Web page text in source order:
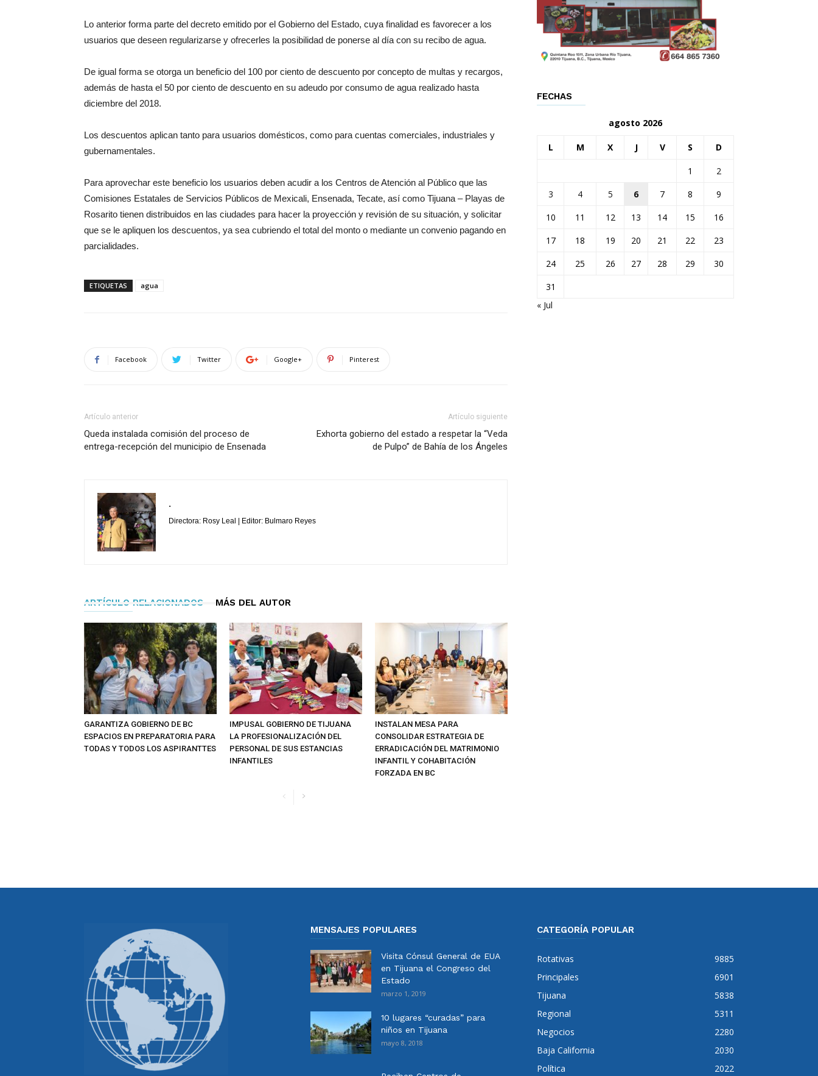
Lo anterior forma parte del decreto emitido por el Gobierno del Estado, cuya finalidad es favorecer a los
usuarios que deseen regularizarse y ofrecerles la posibilidad de ponerse al día con su recibo de agua.
De igual forma se otorga un beneficio del 100 por ciento de descuento por concepto de multas y recargos,
además de hasta el 50 por ciento de descuento en su adeudo por consumo de agua realizado hasta
diciembre del 2018.
Los descuentos aplican tanto para usuarios domésticos, como para cuentas comerciales, industriales y
gubernamentales.
Para aprovechar este beneficio los usuarios deben acudir a los Centros de Atención al Público que las
Comisiones Estatales de Servicios Públicos de Mexicali, Ensenada, Tecate, así como Tijuana – Playas de
Rosarito tienen distribuidos en las ciudades para hacer la proyección y revisión de su situación, y solicitar
que se le apliquen los descuentos, ya sea cubriendo el total del monto o mediante un convenio pagando en
parcialidades.
ETIQUETAS agua
Facebook Twitter Google+ Pinterest
Artículo anterior
Queda instalada comisión del proceso de
entrega-recepción del municipio de Ensenada
Artículo siguiente
Exhorta gobierno del estado a respetar la “Veda
de Pulpo” de Bahía de los Ángeles
.
Directora: Rosy Leal | Editor: Bulmaro Reyes
ARTÍCULO RELACIONADOS MÁS DEL AUTOR
GARANTIZA GOBIERNO DE BC
ESPACIOS EN PREPARATORIA PARA
TODAS Y TODOS LOS ASPIRANTTES
IMPUSAL GOBIERNO DE TIJUANA
LA PROFESIONALIZACIÓN DEL
PERSONAL DE SUS ESTANCIAS
INFANTILES
INSTALAN MESA PARA
CONSOLIDAR ESTRATEGIA DE
ERRADICACIÓN DEL MATRIMONIO
INFANTIL Y COHABITACIÓN
FORZADA EN BC
FECHAS
agosto 2026
L M X J V S D
1
2
3
4 5 6 7 8
9
10
11 12 13 14 15
16
17
18 19 20 21 22
23
24
25 26 27 28 29
30
31
« Jul
MENSAJES POPULARES
Visita Cónsul General de EUA
en Tijuana el Congreso del
Estado
marzo 1, 2019
10 lugares “curadas” para
niños en Tijuana
mayo 8, 2018
CATEGORÍA POPULAR
Rotativas
9885
Principales
6901
Tijuana
5838
Regional
5311
Negocios
2280
Baja California
2030
Política
2022